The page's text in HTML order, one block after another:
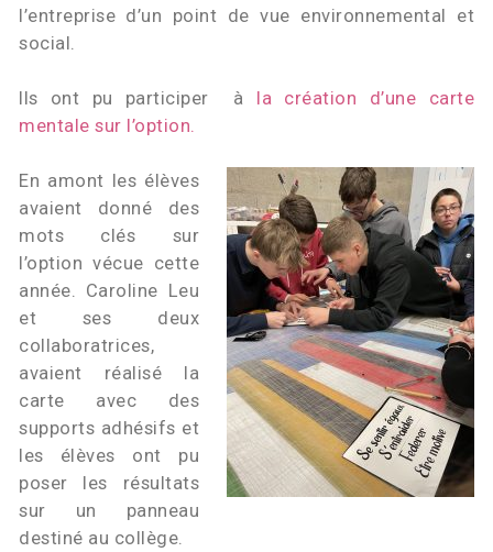
l’entreprise d’un point de vue environnemental et
social.
Ils ont pu participer à la création d’une carte
mentale sur l’option.
En amont les élèves
avaient donné des
mots clés sur
l’option vécue cette
année. Caroline Leu
et ses deux
collaboratrices,
avaient réalisé la
carte avec des
supports adhésifs et
les élèves ont pu
poser les résultats
sur un panneau
destiné au collège.